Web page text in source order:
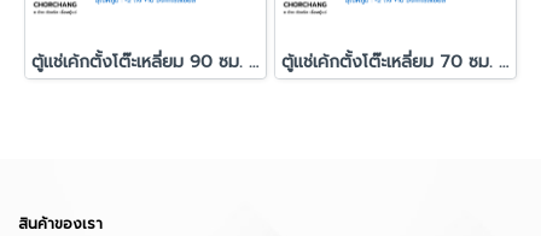
ตู้แช่เค้กตั้งโต๊ะเหลี่ยม 90 ซม. สีดำ SANDEN รุ่น SKR-0090SG ตู้แช่เค้กตั้งโต๊ะเหลี่ยม 70 ซม. สีดำ SANDEN รุ่น SKR-0070SG
สินค้าของเรา